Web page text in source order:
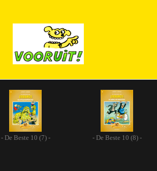
- De Beste 10 (7) - - De Beste 10 (8) -